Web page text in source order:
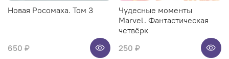
Новая Росомаха. Том 3
650 ₽
Чудесные моменты
Marvel. Фантастическая
четвёрк
250 ₽